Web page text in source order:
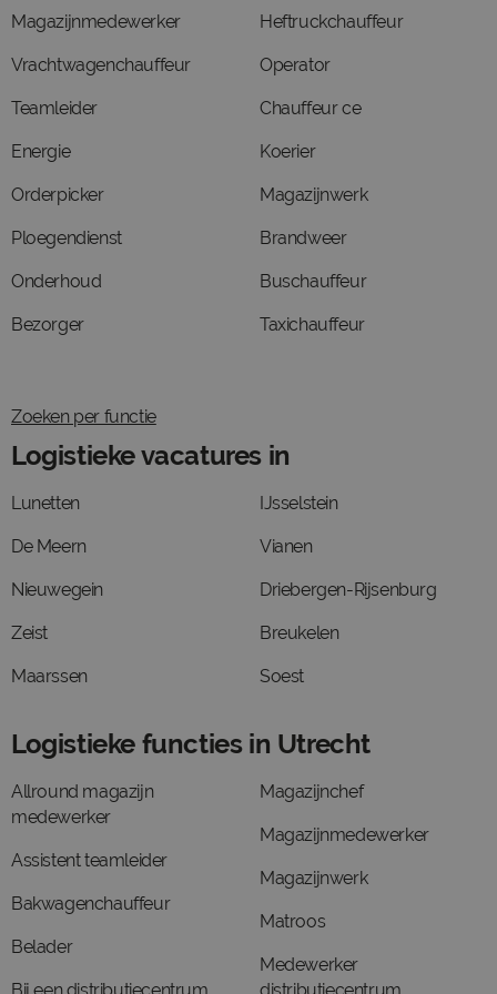
Magazijnmedewerker
Vrachtwagenchauffeur
Teamleider
Energie
Orderpicker
Ploegendienst
Onderhoud
Bezorger
Heftruckchauffeur
Operator
Chauffeur ce
Koerier
Magazijnwerk
Brandweer
Buschauffeur
Taxichauffeur
Zoeken per functie
Logistieke vacatures in
Lunetten
De Meern
Nieuwegein
Zeist
Maarssen
IJsselstein
Vianen
Driebergen-Rijsenburg
Breukelen
Soest
Logistieke functies in Utrecht
Allround magazijn
medewerker
Assistent teamleider
Bakwagenchauffeur
Belader
Magazijnchef
Magazijnmedewerker
Magazijnwerk
Matroos
Medewerker